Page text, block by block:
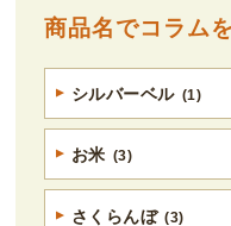
商品名でコラム
シルバーベル (1)
お米 (3)
さくらんぼ (3)